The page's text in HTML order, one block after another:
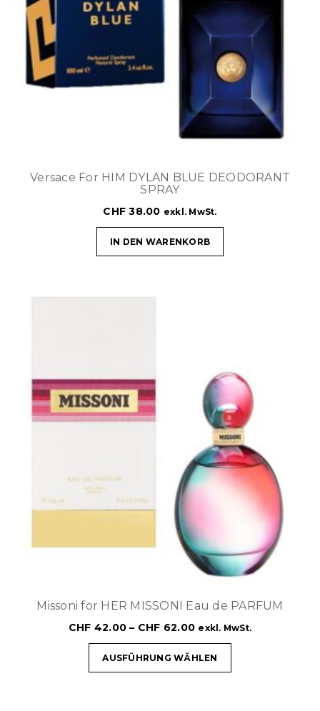
Versace For HIM DYLAN BLUE DEODORANT
SPRAY
CHF 38.00 exkl. MwSt.
IN DEN WARENKORB
Missoni for HER MISSONI Eau de PARFUM
CHF 42.00 – CHF 62.00 exkl. MwSt.
AUSFÜHRUNG WÄHLEN